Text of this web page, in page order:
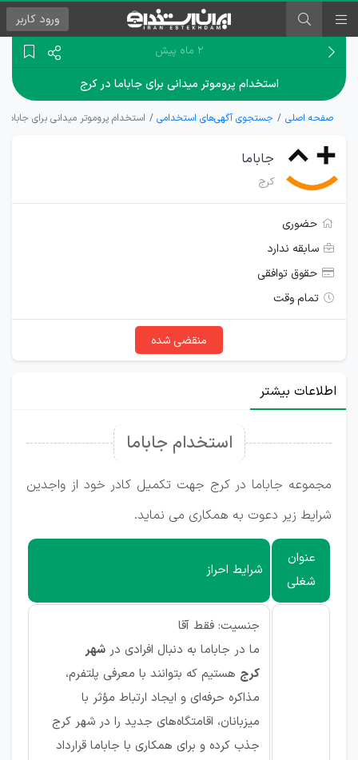
ورود کاربر
۲ ماه پیش
استخدام پروموتر میدانی برای جاباما در کرج
صفحه اصلی جستجوی آگهی‌های استخدامی استخدام پروموتر میدانی برای جاباما
جاباما
کرج
حضوری
سابقه ندارد
حقوق توافقی
تمام وقت
منقضی شده
اطلاعات بیشتر
استخدام جاباما
مجموعه جاباما در کرج جهت تکمیل کادر خود از واجدین
شرایط زیر دعوت به همکاری می نماید.
عنوان
شغلی
شرایط احراز
جنسیت: فقط آقا
ما در جاباما به دنبال افرادی در شهر
کرج هستیم که بتوانند با معرفی پلتفرم،
مذاکره حرفه‌ای و ایجاد ارتباط مؤثر با
میزبانان، اقامتگاه‌های جدید را در شهر کرج
جذب کرده و برای همکاری با جاباما قرارداد